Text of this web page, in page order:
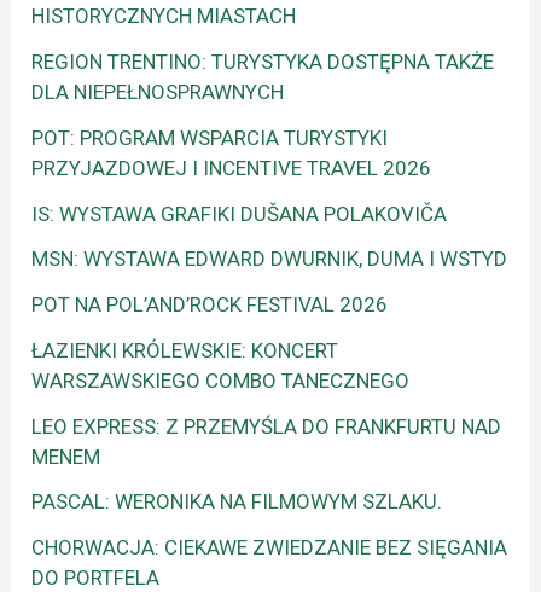
HISTORYCZNYCH MIASTACH
REGION TRENTINO: TURYSTYKA DOSTĘPNA TAKŻE
DLA NIEPEŁNOSPRAWNYCH
POT: PROGRAM WSPARCIA TURYSTYKI
PRZYJAZDOWEJ I INCENTIVE TRAVEL 2026
IS: WYSTAWA GRAFIKI DUŠANA POLAKOVIČA
MSN: WYSTAWA EDWARD DWURNIK, DUMA I WSTYD
POT NA POL’AND’ROCK FESTIVAL 2026
ŁAZIENKI KRÓLEWSKIE: KONCERT
WARSZAWSKIEGO COMBO TANECZNEGO
LEO EXPRESS: Z PRZEMYŚLA DO FRANKFURTU NAD
MENEM
PASCAL: WERONIKA NA FILMOWYM SZLAKU.
CHORWACJA: CIEKAWE ZWIEDZANIE BEZ SIĘGANIA
DO PORTFELA